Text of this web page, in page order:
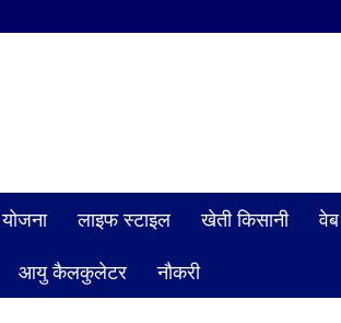
लाइफ स्टाइल खेती किसानी
आयु कैलकुलेटर नौकरी